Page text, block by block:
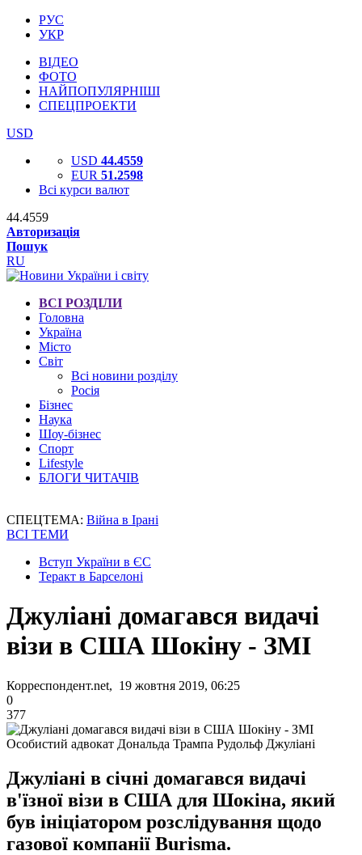
РУС
УКР
ВІДЕО
ФОТО
НАЙПОПУЛЯРНІШІ
СПЕЦПРОЕКТИ
USD
USD 44.4559
EUR 51.2598
Всі курси валют
44.4559
Авторизація
Пошук
RU
ВСІ РОЗДІЛИ
Головна
Україна
Місто
Світ
Всі новини розділу
Росія
Бізнес
Наука
Шоу-бізнес
Спорт
Lifestyle
БЛОГИ ЧИТАЧІВ
СПЕЦТЕМА: Війна в Ірані
ВСІ ТЕМИ
Вступ України в ЄС
Теракт в Барселоні
Джуліані домагався видачі
візи в США Шокіну - ЗМІ
Корреспондент.net, 19 жовтня 2019, 06:25
0
377
Особистий адвокат Дональда Трампа Рудольф Джуліані
Джуліані в січні домагався видачі
в'їзної візи в США для Шокіна, який
був ініціатором розслідування щодо
газової компанії Burisma.